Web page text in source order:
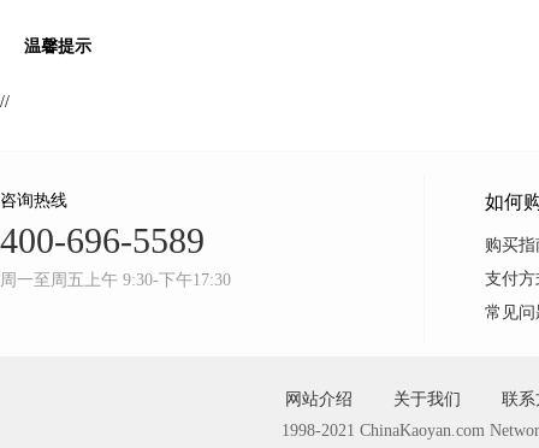
温馨提示
//
咨询热线
400-696-5589
周一至周五上午 9:30-下午17:30
如何
购买指
支付方
常见问
网站介绍 关于我们
联系
1998-2021 ChinaKaoyan.com